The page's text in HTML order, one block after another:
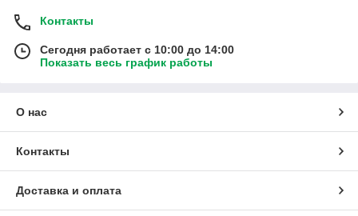
Контакты
Сегодня работает с 10:00 до 14:00
Показать весь график работы
О нас
Контакты
Доставка и оплата